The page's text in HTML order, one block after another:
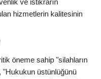
ve istikrarın
hizmetlerin kalitesinin
öneme sahip "silahların
"Hukukun üstünlüğünü